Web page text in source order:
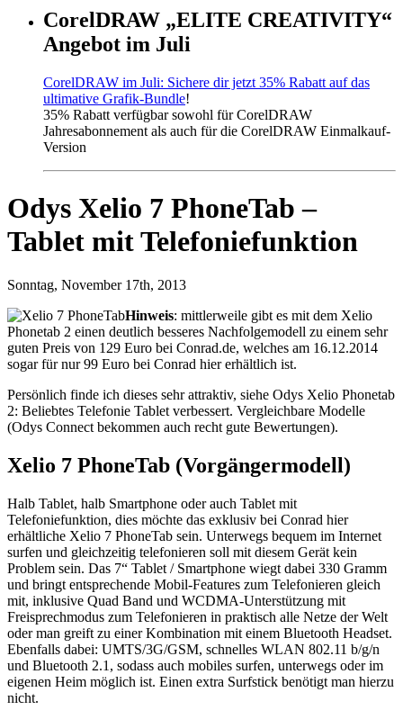
CorelDRAW „ELITE CREATIVITY“
Angebot im Juli
CorelDRAW im Juli: Sichere dir jetzt 35% Rabatt auf das
ultimative Grafik-Bundle!
35% Rabatt verfügbar sowohl für CorelDRAW
Jahresabonnement als auch für die CorelDRAW Einmalkauf-
Version
Odys Xelio 7 PhoneTab –
Tablet mit Telefoniefunktion
Sonntag, November 17th, 2013
Hinweis: mittlerweile gibt es mit dem Xelio
Phonetab 2 einen deutlich besseres Nachfolgemodell zu einem sehr
guten Preis von 129 Euro bei Conrad.de, welches am 16.12.2014
sogar für nur 99 Euro bei Conrad hier erhältlich ist.
Persönlich finde ich dieses sehr attraktiv, siehe Odys Xelio Phonetab
2: Beliebtes Telefonie Tablet verbessert. Vergleichbare Modelle
(Odys Connect bekommen auch recht gute Bewertungen).
Xelio 7 PhoneTab (Vorgängermodell)
Halb Tablet, halb Smartphone oder auch Tablet mit
Telefoniefunktion, dies möchte das exklusiv bei Conrad hier
erhältliche Xelio 7 PhoneTab sein. Unterwegs bequem im Internet
surfen und gleichzeitig telefonieren soll mit diesem Gerät kein
Problem sein. Das 7“ Tablet / Smartphone wiegt dabei 330 Gramm
und bringt entsprechende Mobil-Features zum Telefonieren gleich
mit, inklusive Quad Band und WCDMA-Unterstützung mit
Freisprechmodus zum Telefonieren in praktisch alle Netze der Welt
oder man greift zu einer Kombination mit einem Bluetooth Headset.
Ebenfalls dabei: UMTS/3G/GSM, schnelles WLAN 802.11 b/g/n
und Bluetooth 2.1, sodass auch mobiles surfen, unterwegs oder im
eigenen Heim möglich ist. Einen extra Surfstick benötigt man hierzu
nicht.